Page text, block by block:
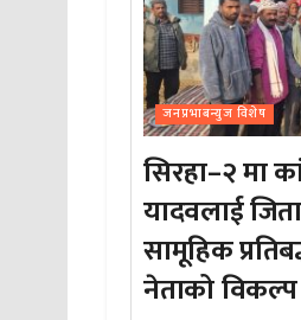
जनप्रभाबन्युज विशेष
सिरहा–२ मा
यादवलाई
सामूहिक
नेताको